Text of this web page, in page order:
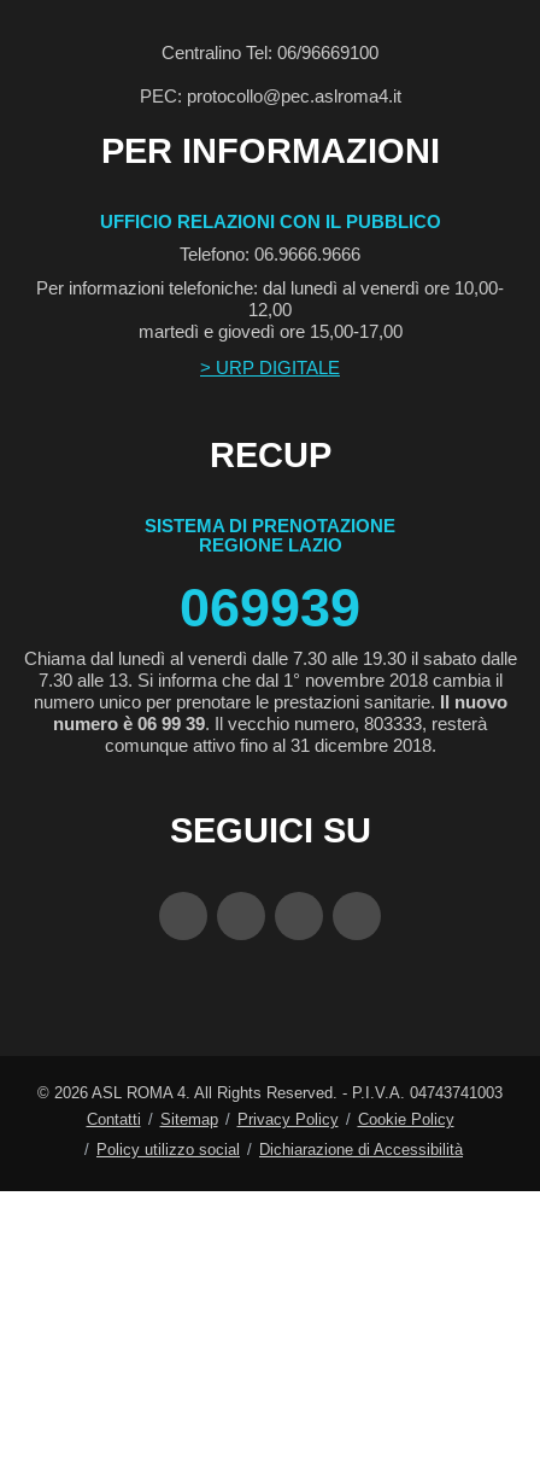
Centralino Tel: 06/96669100
PEC: protocollo@pec.aslroma4.it
PER INFORMAZIONI
UFFICIO RELAZIONI CON IL PUBBLICO
Telefono: 06.9666.9666
Per informazioni telefoniche: dal lunedì al venerdì ore 10,00-
12,00
martedì e giovedì ore 15,00-17,00
> URP DIGITALE
RECUP
SISTEMA DI PRENOTAZIONE
REGIONE LAZIO
069939
Chiama dal lunedì al venerdì dalle 7.30 alle 19.30 il sabato dalle
7.30 alle 13. Si informa che dal 1° novembre 2018 cambia il
numero unico per prenotare le prestazioni sanitarie. Il nuovo
numero è 06 99 39. Il vecchio numero, 803333, resterà
comunque attivo fino al 31 dicembre 2018.
SEGUICI SU
© 2026 ASL ROMA 4. All Rights Reserved. - P.I.V.A. 04743741003
Contatti
Sitemap Privacy Policy
Cookie Policy
Policy utilizzo social
Dichiarazione di Accessibilità